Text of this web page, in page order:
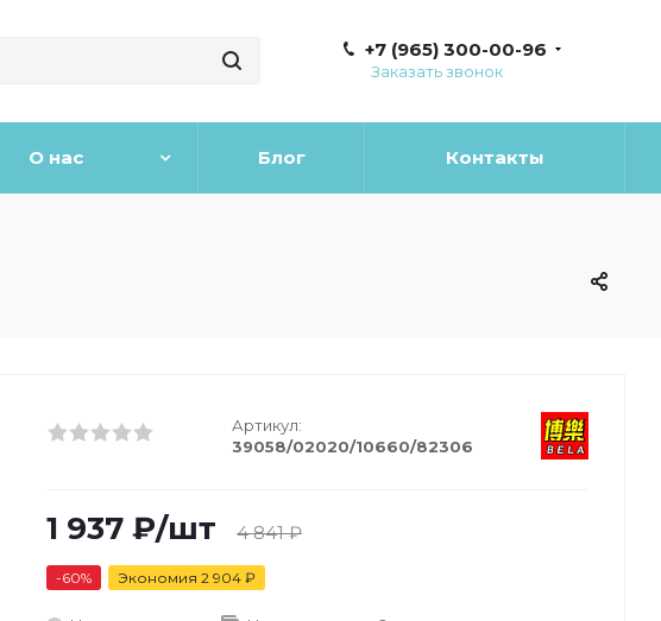
+7 (965) 300-00-96
Заказать звонок
О нас Блог Контакты
Артикул:
39058/02020/10660/82306
1 937 ₽/шт 4 841₽
-60% Экономия 2 904 ₽